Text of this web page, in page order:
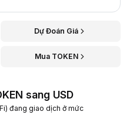
Dự Đoán Giá
Mua TOKEN
sang USD
đang giao dịch ở mức